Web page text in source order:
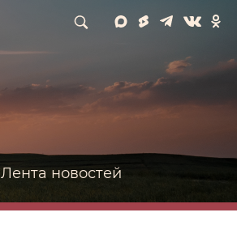
Лента новостей